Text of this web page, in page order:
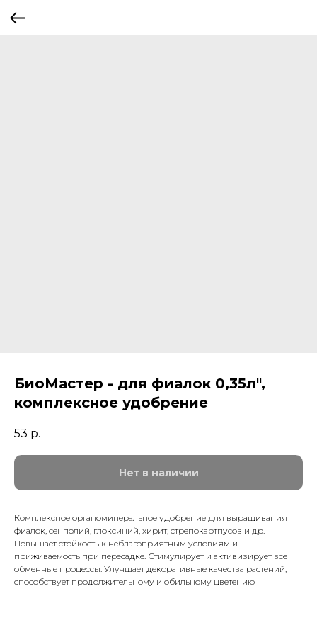
БиоМастер - для фиалок 0,35л",
комплексное удобрение
53 р.
Нет в наличии
Комплексное органоминеральное удобрение для выращивания
фиалок, сенполий, глоксиний, хирит, стрепокартпусов и др.
Повышает стойкость к неблагоприятным условиям и
приживаемость при пересадке. Стимулирует и активизирует все
обменные процессы. Улучшает декоративные качества растений,
способствует продолжительному и обильному цветению